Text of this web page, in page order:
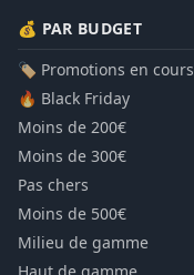
💰 PAR BUDGET
🏷️ Promotions en cours
🔥 Black Friday
Moins de 200€
Moins de 300€
Pas chers
Moins de 500€
Milieu de gamme